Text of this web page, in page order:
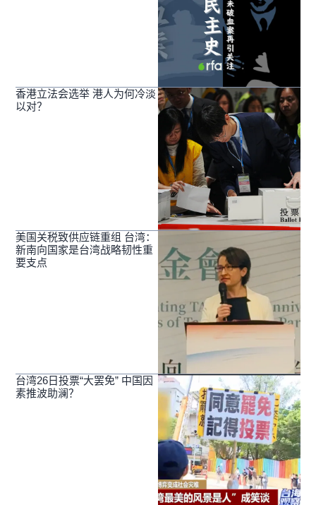
香港立法会选举 港人为何冷淡
以对？
美国关税致供应链重组 台湾：
新南向国家是台湾战略韧性重
要支点
台湾26日投票“大罢免” 中国因
素推波助澜？